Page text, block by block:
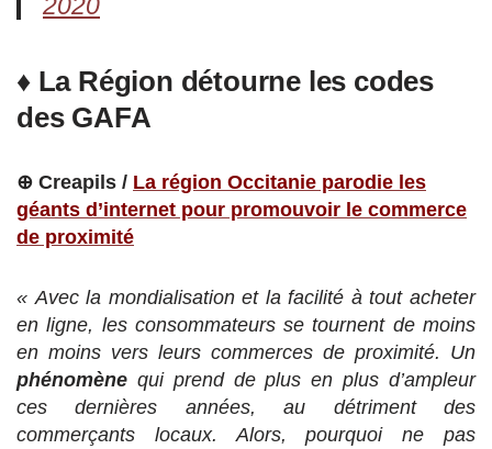
2020
♦ La Région détourne les codes
des GAFA
⊕ Creapils / La région Occitanie parodie les
géants d’internet pour promouvoir le commerce
de proximité
« Avec la mondialisation et la facilité à tout acheter
en ligne, les consommateurs se tournent de moins
en moins vers leurs commerces de proximité. Un
phénomène qui prend de plus en plus d’ampleur
ces dernières années, au détriment des
commerçants locaux. Alors, pourquoi ne pas